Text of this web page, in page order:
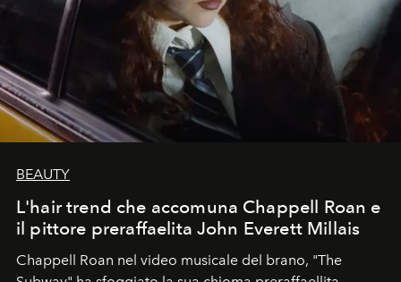
BEAUTY
L'hair trend che accomuna Chappell Roan e
il pittore preraffaelita John Everett Millais
Chappell Roan nel video musicale del brano, "The